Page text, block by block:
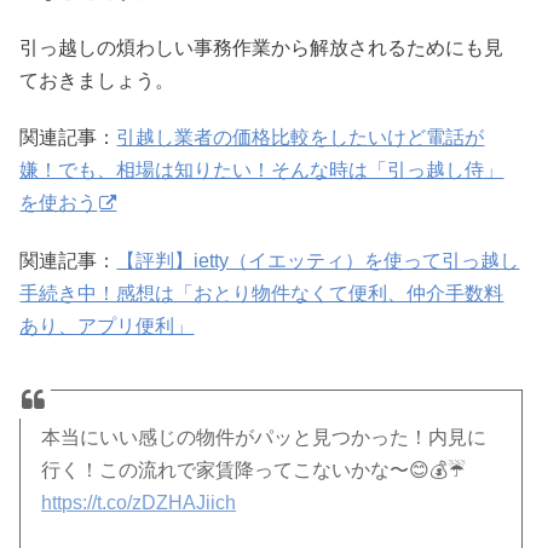
引っ越しの煩わしい事務作業から解放されるためにも見
ておきましょう。
関連記事： 引越し業者の価格比較をしたいけど電話が
嫌！でも、相場は知りたい！そんな時は「引っ越し侍」
を使おう
関連記事：
【評判】ietty（イエッティ）を使って引っ越し
手続き中！感想は「おとり物件なくて便利、仲介手数料
あり、アプリ便利」
本当にいい感じの物件がパッと見つかった！内見に
行く！この流れで家賃降ってこないかな〜😊💰☔️
https://t.co/zDZHAJiich